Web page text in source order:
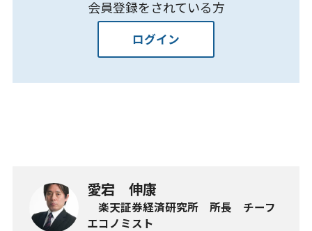
会員登録をされている方
ログイン
愛宕 伸康
楽天証券経済研究所 所長 チーフ
エコノミスト